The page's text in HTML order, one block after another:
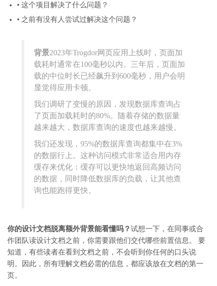
• 这个项目解决了什么问题？
• 之前有没有人尝试过解决这个问题？
背景2023年Trogdor网页应用上线时，页面加
载耗时通常在100毫秒以内。三年后，页面加
载的中位时长已经飙升到600毫秒，用户会明
显觉得应用卡顿。
我们调研了变慢的原因，发现数据库查询占
了页面加载耗时的80%。随着存储的数据量
越来越大，数据库查询的速度也越来越慢。
我们还发现，95%的数据库查询都集中在3%
的数据行上。这种访问模式非常适合用内存
缓存来优化：缓存可以更快地返回高频访问
的数据，同时降低数据库的负载，让其他查
询也能跑得更快。
你的设计文档脱离额外背景能看懂吗？试想一下，在同事或合
作团队读设计文档之前，你需要跟他们交代哪些前置信息。 要
知道，有些读者在看到文档之前，不会听到你任何的口头说
明。因此，所有理解文档必需的信息，都应该放在文档的第一
页。